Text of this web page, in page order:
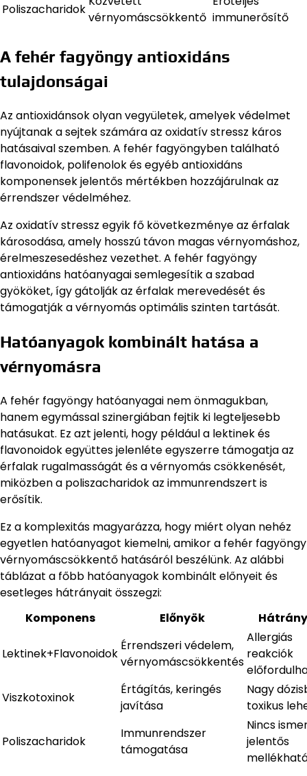
Poliszacharidok
vérnyomáscsökkentő immunerősítő
A fehér fagyöngy antioxidáns
tulajdonságai
Az antioxidánsok olyan vegyületek, amelyek védelmet
nyújtanak a sejtek számára az oxidatív stressz káros
hatásaival szemben. A fehér fagyöngyben található
flavonoidok, polifenolok és egyéb antioxidáns
komponensek jelentős mértékben hozzájárulnak az
érrendszer védelméhez.
Az oxidatív stressz egyik fő következménye az érfalak
károsodása, amely hosszú távon magas vérnyomáshoz,
érelmeszesedéshez vezethet. A fehér fagyöngy
antioxidáns hatóanyagai semlegesítik a szabad
gyököket, így gátolják az érfalak merevedését és
támogatják a vérnyomás optimális szinten tartását.
Hatóanyagok kombinált hatása a
vérnyomásra
A fehér fagyöngy hatóanyagai nem önmagukban,
hanem egymással szinergiában fejtik ki legteljesebb
hatásukat. Ez azt jelenti, hogy például a lektinek és
flavonoidok együttes jelenléte egyszerre támogatja az
érfalak rugalmasságát és a vérnyomás csökkenését,
miközben a poliszacharidok az immunrendszert is
erősítik.
Ez a komplexitás magyarázza, hogy miért olyan nehéz
egyetlen hatóanyagot kiemelni, amikor a fehér fagyöngy
vérnyomáscsökkentő hatásáról beszélünk. Az alábbi
táblázat a főbb hatóanyagok kombinált előnyeit és
esetleges hátrányait összegzi:
Komponens
Előnyök
Lektinek+Flavonoidok
Érrendszeri védelem,
vérnyomáscsökkentés
Allergiás
reakciók
Viszkotoxinok
Értágítás, keringés
javítása
Nagy
toxikus
Poliszacharidok
Immunrendszer
támogatása
Nincs
jelentős